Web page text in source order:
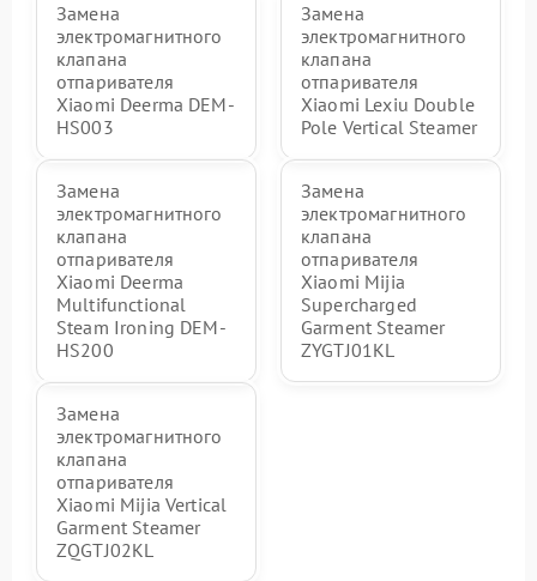
Замена
электромагнитного
клапана
отпаривателя
Xiaomi Deerma DEM-
HS003
Замена
электромагнитного
клапана
отпаривателя
Xiaomi Lexiu Double
Pole Vertical Steamer
Замена
электромагнитного
клапана
отпаривателя
Xiaomi Deerma
Multifunctional
Steam Ironing DEM-
HS200
Замена
электромагнитного
клапана
отпаривателя
Xiaomi Mijia
Supercharged
Garment Steamer
ZYGTJ01KL
Замена
электромагнитного
клапана
отпаривателя
Xiaomi Mijia Vertical
Garment Steamer
ZQGTJ02KL